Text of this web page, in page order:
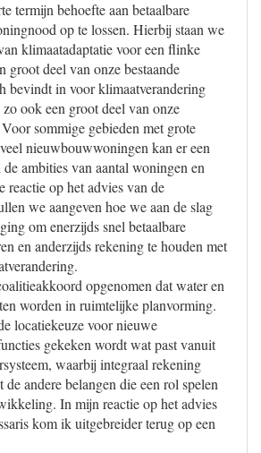
termijn behoefte aan betaalbare
op te lossen. Hierbij staan we
klimaatadaptatie voor een flinke
groot deel van onze bestaande
bevindt in voor klimaatverandering
ook een groot deel van onze
sommige gebieden met grote
nieuwbouwwoningen kan er een
ambities van aantal woningen en
reactie op het advies van de
we aangeven hoe we aan de slag
om enerzijds snel betaalbare
en anderzijds rekening te houden met
opgenomen dat water en
worden in ruimtelijke planvorming.
locatiekeuze voor nieuwe
gekeken wordt wat past vanuit
waarbij integraal rekening
andere belangen die een rol spelen
In mijn reactie op het advies
kom ik uitgebreider terug op een